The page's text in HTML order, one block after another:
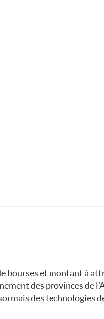
bourses et montant à
des provinces de
des technologies